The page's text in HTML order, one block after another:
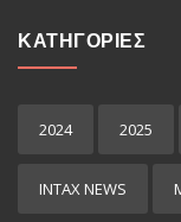
ΚΑΤΗΓΟΡΙΕΣ
2024 2025
INTAX NEWS